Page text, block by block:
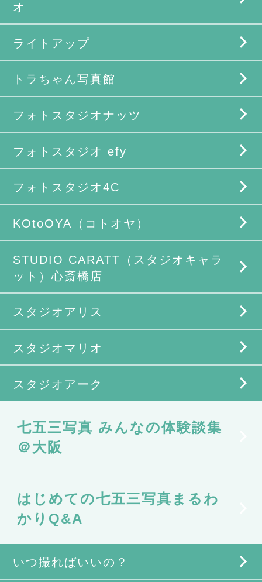
オ
ライトアップ
トラちゃん写真館
フォトスタジオナッツ
フォトスタジオ efy
フォトスタジオ4C
KOtoOYA（コトオヤ）
STUDIO CARATT（スタジオキャラ
ット）心斎橋店
スタジオアリス
スタジオマリオ
スタジオアーク
七五三写真 みんなの体験談集
＠大阪
はじめての七五三写真まるわ
かりQ&A
いつ撮ればいいの？